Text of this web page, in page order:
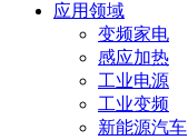
应用领域
变频家电
感应加热
工业电源
工业变频
新能源汽车